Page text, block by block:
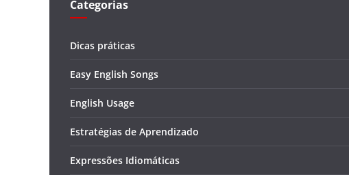
Categorias
Dicas práticas
Easy English Songs
English Usage
Estratégias de Aprendizado
Expressões Idiomáticas